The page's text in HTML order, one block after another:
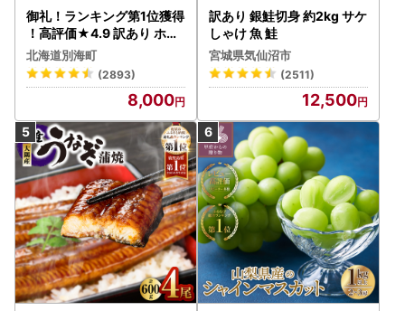
御礼！ランキング第1位獲得
！高評価★4.9 訳あり ホタ
テ 400g（ほたて 帆立 貝柱
冷凍 ）
北海道別海町
(2893)
8,000
訳あり 銀鮭切身 約2kg サケ
しゃけ 魚 鮭
宮城県気仙沼市
(2511)
12,500